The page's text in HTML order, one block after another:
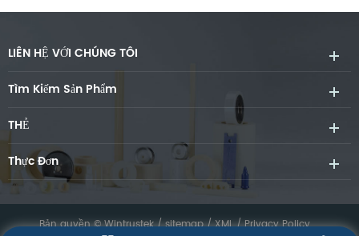
LIÊN HỆ VỚI CHÚNG TÔI
Tìm Kiếm Sản Phẩm
THẺ
Thực Đơn
Bản quyền © Wintrustek /sitemap/XML/Privacy Policy